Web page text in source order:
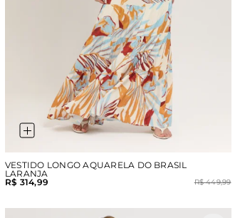
VESTIDO LONGO AQUARELA DO BRASIL
LARANJA
R$ 314,99
R$ 449,99